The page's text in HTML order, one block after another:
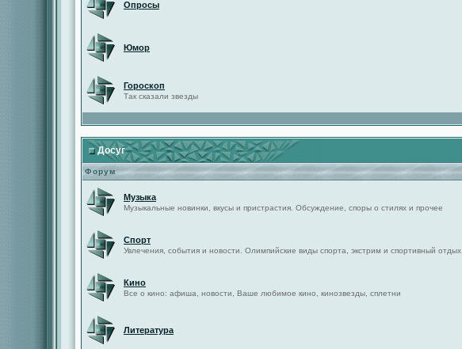
Опросы
Юмор
Гороскоп
Так сказали звезды
Досуг
Форум
Музыка
Музыкальные новинки, вкусы и пристрастия. Обсуждение, споры о стилях и прочее
Спорт
Увлечения, события и новости. Олимпийские виды спорта, экстрим и спортивный отдых.
Кино
Все о кино: афиша, новости, Ваше любимое кино, кинозвезды, сплетни
Литература